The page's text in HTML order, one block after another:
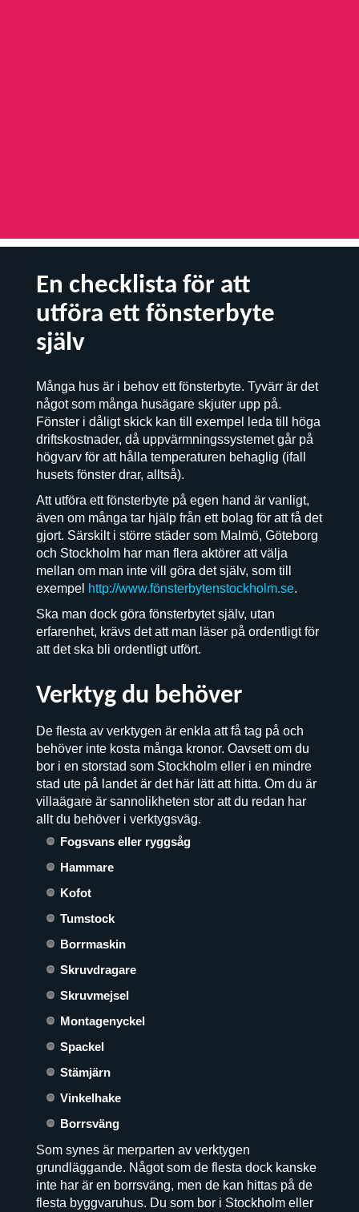
En checklista för att
utföra ett fönsterbyte
själv
Många hus är i behov ett fönsterbyte. Tyvärr är det
något som många husägare skjuter upp på.
Fönster i dåligt skick kan till exempel leda till höga
driftskostnader, då uppvärmningssystemet går på
högvarv för att hålla temperaturen behaglig (ifall
husets fönster drar, alltså).
Att utföra ett fönsterbyte på egen hand är vanligt,
även om många tar hjälp från ett bolag för att få det
gjort. Särskilt i större städer som Malmö, Göteborg
och Stockholm har man flera aktörer att välja
mellan om man inte vill göra det själv, som till
exempel http://www.fönsterbytenstockholm.se.
Ska man dock göra fönsterbytet själv, utan
erfarenhet, krävs det att man läser på ordentligt för
att det ska bli ordentligt utfört.
Verktyg du behöver
De flesta av verktygen är enkla att få tag på och
behöver inte kosta många kronor. Oavsett om du
bor i en storstad som Stockholm eller i en mindre
stad ute på landet är det här lätt att hitta. Om du är
villaägare är sannolikheten stor att du redan har
allt du behöver i verktygsväg.
Fogsvans eller ryggsåg
Hammare
Kofot
Tumstock
Borrmaskin
Skruvdragare
Skruvmejsel
Montagenyckel
Spackel
Stämjärn
Vinkelhake
Borrsväng
Som synes är merparten av verktygen
grundläggande. Något som de flesta dock kanske
inte har är en borrsväng, men de kan hittas på de
flesta byggvaruhus. Du som bor i Stockholm eller